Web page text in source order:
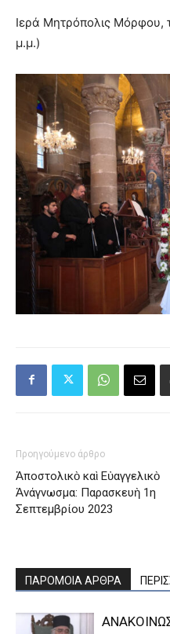
Ιερά Μητρόπολις Μόρφου,
μ.μ.)
Προηγούμενο άρθρο
Ἀποστολικὸ καὶ Εὐαγγελικὸ
Ἀνάγνωσμα: Παρασκευὴ 1η
Σεπτεμβρίου 2023
ΠΑΡΟΜΟΙΑ ΑΡΘΡΑ